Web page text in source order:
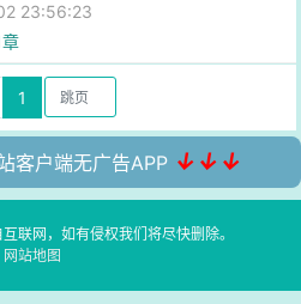
23:56:23
1
客户端无广告APP ↓↓↓
联网，如有侵权我们将尽快删除。
网站地图